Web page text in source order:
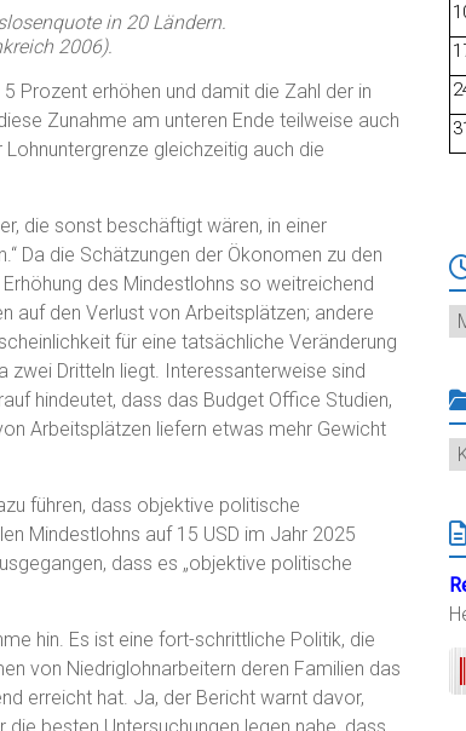
in 20 Ländern.
2006).
Prozent erhöhen und damit die Zahl der in
Zunahme am unteren Ende teilweise auch
gleichzeitig auch die
die sonst beschäftigt wären, in einer
Da die Schätzungen der Ökonomen zu den
des Mindestlohns so weitreichend
auf den Verlust von Arbeitsplätzen; andere
für eine tatsächliche Veränderung
zwei Dritteln liegt. Interessanterweise sind
hindeutet, dass das Budget Office Studien,
Arbeitsplätzen liefern etwas mehr Gewicht
führen, dass objektive politische
Mindestlohns auf 15 USD im Jahr 2025
dass es „objektive politische
hin. Es ist eine fort-schrittliche Politik, die
von Niedriglohnarbeitern deren Familien das
erreicht hat. Ja, der Bericht warnt davor,
besten Untersuchungen legen nahe, dass